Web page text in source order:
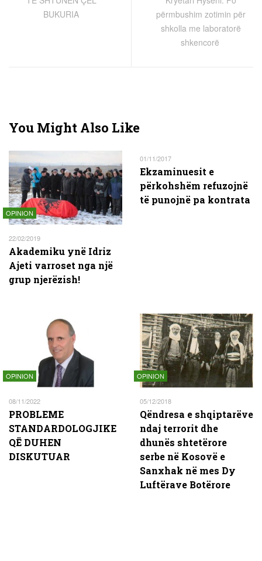
BUKURIA
përmbushim zotimin për
shkolla me laboratorë
shkencorë
You Might Also Like
OPINION
22/02/2019
Akademiku ynë Idriz
Ajeti varroset nga një
grup njerëzish!
01/11/2017
Ekzaminuesit e
përkohshëm refuzojnë
të punojnë pa kontrata
OPINION
08/11/2022
PROBLEME
STANDARDOLOGJIKE
QË DUHEN
DISKUTUAR
OPINION
05/12/2018
Qëndresa e shqiptarëve
ndaj terrorit dhe
dhunës shtetërore
serbe në Kosovë e
Sanxhak në mes Dy
Luftërave Botërore